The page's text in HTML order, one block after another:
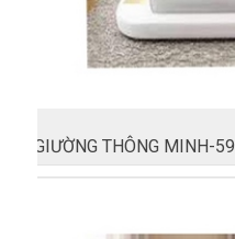
GIƯỜNG THÔNG MINH-59